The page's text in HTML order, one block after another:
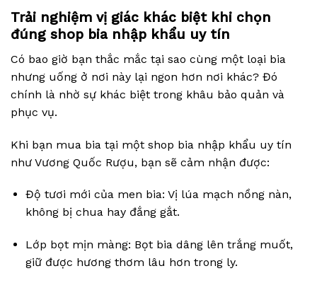
Trải nghiệm vị giác khác biệt khi chọn
đúng shop bia nhập khẩu uy tín
Có bao giờ bạn thắc mắc tại sao cùng một loại bia
nhưng uống ở nơi này lại ngon hơn nơi khác? Đó
chính là nhờ sự khác biệt trong khâu bảo quản và
phục vụ.
Khi bạn mua bia tại một shop bia nhập khẩu uy tín
như Vương Quốc Rượu, bạn sẽ cảm nhận được:
Độ tươi mới của men bia: Vị lúa mạch nồng nàn,
không bị chua hay đắng gắt.
Lớp bọt mịn màng: Bọt bia dâng lên trắng muốt,
giữ được hương thơm lâu hơn trong ly.